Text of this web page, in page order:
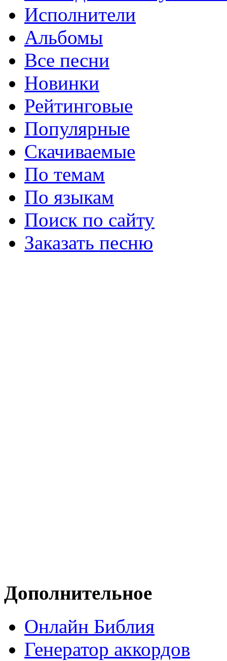
Исполнители
Альбомы
Все песни
Новинки
Рейтинговые
Популярные
Скачиваемые
По темам
По языкам
Поиск по сайту
Заказать песню
Дополнительное
Онлайн Библия
Генератор аккордов